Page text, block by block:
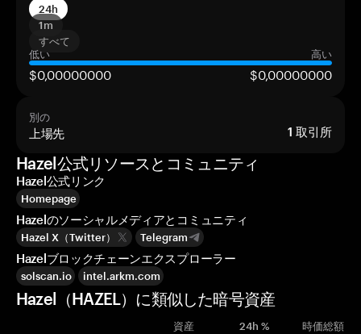
24h
1m
すべて
低い
高い
$0,00000000 $0,00000000
別の
上場先 1 取引所
Hazel公式リソースとコミュニティ
Hazel公式リンク
Homepage
Hazelのソーシャルメディアとコミュニティ
Hazel X（Twitter） Telegram
Hazelブロックチェーンエクスプローラー
solscan.io intel.arkm.com
Hazel（HAZEL）に類似した暗号資産
資産 24h % 時価総額